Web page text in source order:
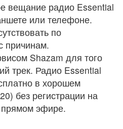
вещание радио Essential
или телефоне.
по
причинам.
Shazam для того
трек. Радио Essential
в хорошем
без регистрации на
прямом эфире.